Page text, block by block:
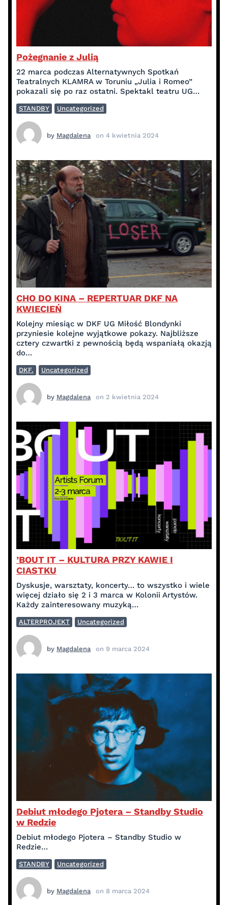
Pożegnanie z Julią
STANDBY Uncategorized
22 marca podczas Alternatywnych Spotkań
Teatralnych KLAMRA w Toruniu „Julia i Romeo”
pokazali się po raz ostatni. Spektakl teatru UG…
by Magdalena on 4 kwietnia 2024
CHO DO KINA – REPERTUAR DKF NA
KWIECIEŃ
DKF. Uncategorized
Kolejny miesiąc w DKF UG Miłość Blondynki
przyniesie kolejne wyjątkowe pokazy. Najbliższe
cztery czwartki z pewnością będą wspaniałą okazją
do…
by Magdalena on 2 kwietnia 2024
’BOUT IT – KULTURA PRZY KAWIE I
CIASTKU
ALTERPROJEKT Uncategorized
Dyskusje, warsztaty, koncerty… to wszystko i wiele
więcej działo się 2 i 3 marca w Kolonii Artystów.
Każdy zainteresowany muzyką…
by Magdalena on 9 marca 2024
Debiut młodego Pjotera – Standby Studio
w Redzie
STANDBY Uncategorized
Debiut młodego Pjotera – Standby Studio w
Redzie…
by Magdalena on 8 marca 2024